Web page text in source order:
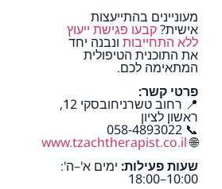
מעוניינים בהתייעצות
אישית?קבעו פגישת ייעוץ
ללא התחייבות ונבנה יחד
את התוכנית הטיפולית
המתאימה לכם.
פרטי קשר:
📍 רחוב טשרניחובסקי 12,
ראשון לציון
📞 058-4893022
🌐
www.tzachtherapist.co.il
שעות פעילות: ימים א'–ה':
10:00–18:00